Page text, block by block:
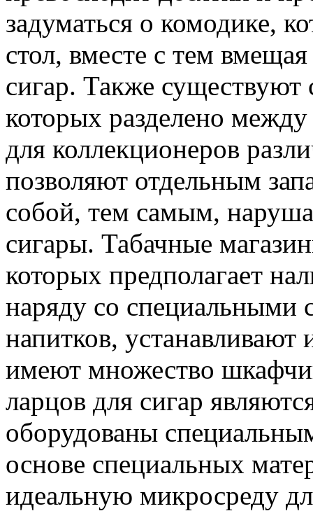
задуматься о комодике,
стол, вместе с тем
сигар. Также существуют
которых разделено
для коллекционеров
позволяют отдельным
собой, тем самым,
сигары. Табачные
которых предполагает
наряду со специальными
напитков,
имеют множество
ларцов для сигар
оборудованы
основе специальных
идеальную микросреду